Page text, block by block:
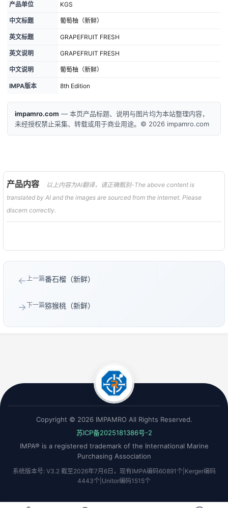
产品单位 KGS
中文标题 葡萄柚（新鲜）
英文标题 GRAPEFRUIT FRESH
英文说明 GRAPEFRUIT FRESH
中文说明 葡萄柚（新鲜）
IMPA版本 8th Edition
impamro.com — 本页产品标题、说明与图片均为本站整理内容，
未经授权禁止采集、转载或用于商业用途。© 2026 impamro.com
产品内容
以上内容为AI翻译，请正确甄别-The above content is
translated by AI and the images are sourced from the internet. Please
discern correctly.
←上一篇番石榴（新鲜）
→下一篇猕猴桃（新鲜）
Copyright © 2026 IMPAMRO All Rights Reserved.
苏ICP备2025181386号-2
IMPA® is a registered trademark of the International Marine
Purchasing Association
系统版本号: V3.2 截至2026年7月6日，现有IMPA编码60891个|Kerger编码
4443个|Unitor编码1515个